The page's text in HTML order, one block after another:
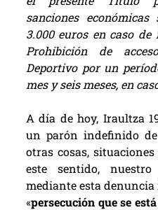
sanciones
3.000 euros en caso
Prohibición de
Deportivo por un
mes y seis meses, en
A día de hoy, Iraultza
un parón indefinido
otras cosas,
este sentido, nuestro
mediante esta
«persecución que se